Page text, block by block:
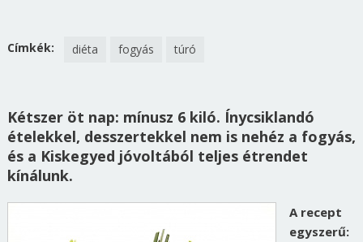
Címkék: diéta fogyás túró
Kétszer öt nap: mínusz 6 kiló. Ínycsiklandó
ételekkel, desszertekkel nem is nehéz a fogyás,
és a Kiskegyed jóvoltából teljes étrendet
kínálunk.
A recept
egyszerű: